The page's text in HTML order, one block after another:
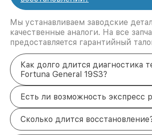
Мы устанавливаем заводские
качественные аналоги. На все
предоставляется гарантийный
Как долго длится диагностика
Fortuna General 19S3?
Есть ли возможность экспресс
Сколько длится